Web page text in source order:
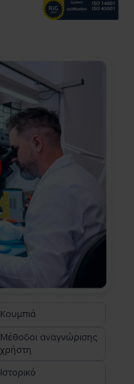
Κουμπιά
Μέθοδοι αναγνώρισης
χρήστη
Ιστορικό